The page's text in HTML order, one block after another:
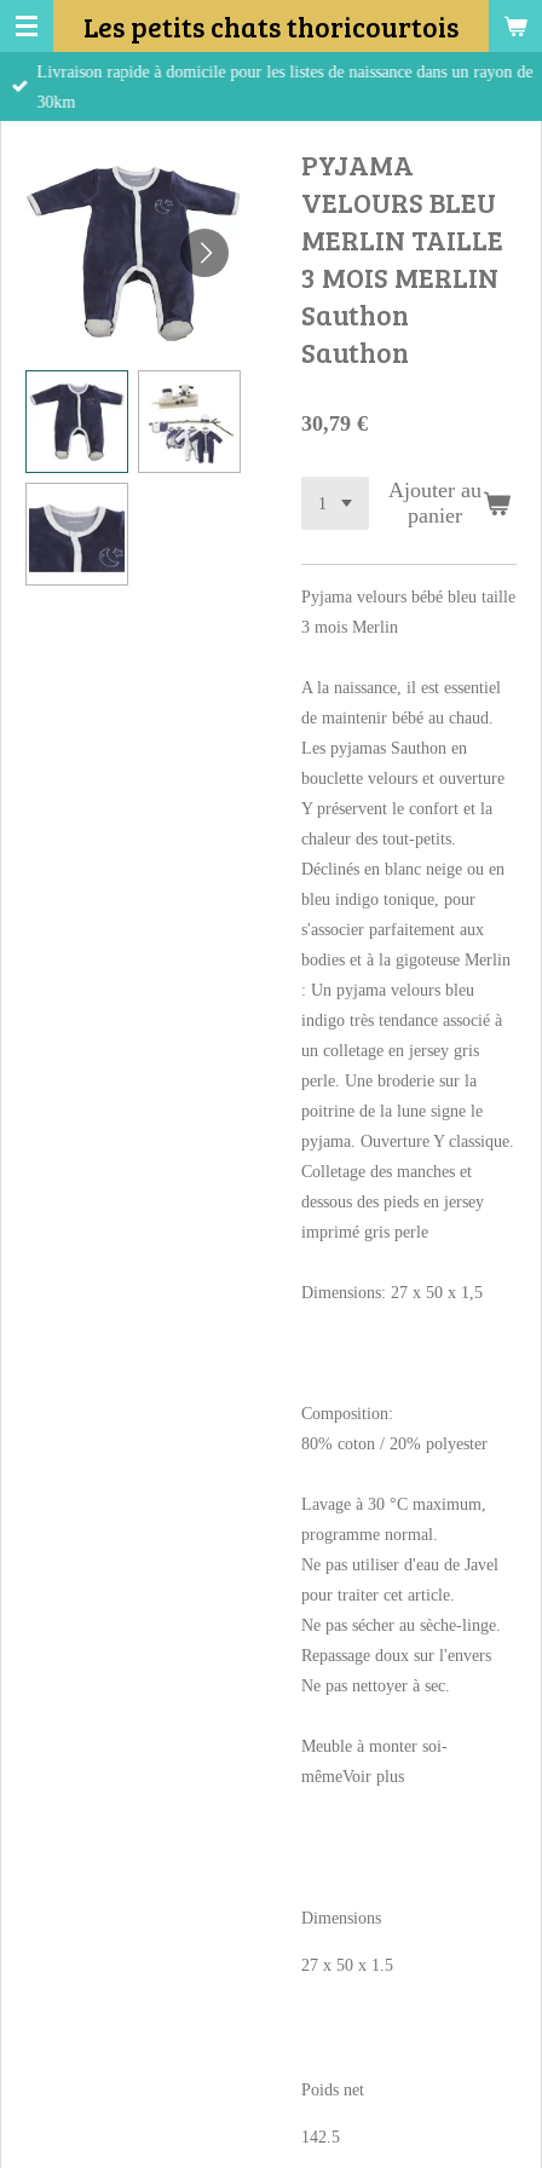
Passer
au
contenu
Les petits chats thoricourtois
Livraison rapide à domicile pour les listes de naissance dans un rayon de
30km
PYJAMA
VELOURS BLEU
MERLIN TAILLE
3 MOIS MERLIN
Sauthon
Sauthon
30,79 €
Ajouter au
panier
Pyjama velours bébé bleu taille
3 mois Merlin
A la naissance, il est essentiel
de maintenir bébé au chaud.
Les pyjamas Sauthon en
bouclette velours et ouverture
Y préservent le confort et la
chaleur des tout-petits.
Déclinés en blanc neige ou en
bleu indigo tonique, pour
s'associer parfaitement aux
bodies et à la gigoteuse Merlin
: Un pyjama velours bleu
indigo très tendance associé à
un colletage en jersey gris
perle. Une broderie sur la
poitrine de la lune signe le
pyjama. Ouverture Y classique.
Colletage des manches et
dessous des pieds en jersey
imprimé gris perle
Dimensions: 27 x 50 x 1,5
Composition:
80% coton / 20% polyester
Lavage à 30 °C maximum,
programme normal.
Ne pas utiliser d'eau de Javel
pour traiter cet article.
Ne pas sécher au sèche-linge.
Repassage doux sur l'envers
Ne pas nettoyer à sec.
Meuble à monter soi-
mêmeVoir plus
Dimensions
27 x 50 x 1.5
Poids net
142.5